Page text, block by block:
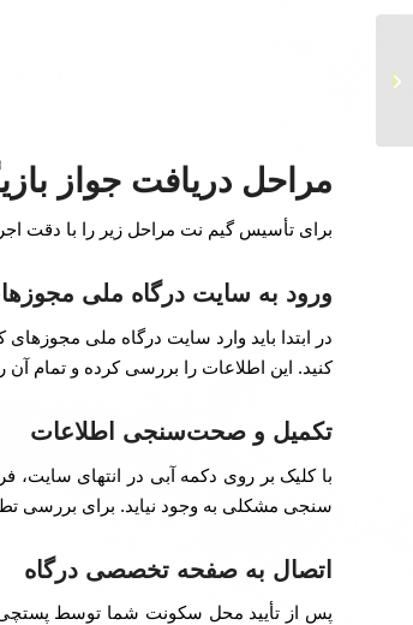
مراحل دریافت جواز بازیگاه
برای تأسیس گیم نت مراحل زیر را با دقت
ورود به سایت درگاه ملی
در ابتدا باید وارد سایت درگاه ملی
کنید. این اطلاعات را بررسی کرده و تمام آن
تکمیل و صحت‌سنجی اطلاعات
با کلیک بر روی دکمه آبی در انتهای
سنجی مشکلی به وجود نیاید. برای بررسی
اتصال به صفحه تخصصی درگاه
پس از تأیید محل سکونت شما توسط